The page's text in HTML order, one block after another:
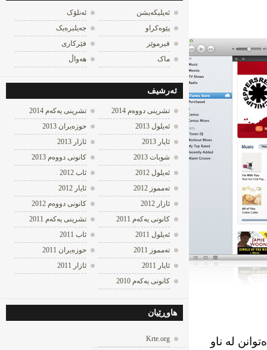
لە ناو
ئه‌پلیکه‌یشن
ئه‌نلۆک
پێوه‌کراو
جه‌یلبره‌یک
فیرموێر
فێرکاری
ماک
هه‌واڵ
ئه‌رشیف
تشرینی دووه‌م 2014
تشرینی یه‌كه‌م 2014
ئه‌یلول 2013
حوزه‌یران 2013
ئایار 2013
ئازار 2013
شوبات 2013
كانونی دووه‌م 2013
ئه‌یلول 2012
ئاب 2012
ته‌مموز 2012
ئایار 2012
ئازار 2012
كانونی دووه‌م 2012
كانونی یه‌كه‌م 2011
تشرینی یه‌كه‌م 2011
ئه‌یلول 2011
ئاب 2011
ته‌مموز 2011
حوزه‌یران 2011
ئایار 2011
ئازار 2011
كانونی یه‌كه‌م 2010
هاوڕێیان
Krte.org